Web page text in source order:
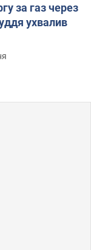
за газ через
ухвалив